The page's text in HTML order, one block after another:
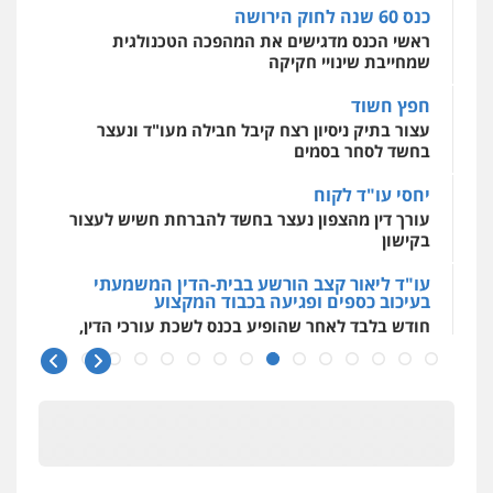
כנס 60 שנה לחוק הירושה
ראשי הכנס מדגישים את המהפכה הטכנולגית
שמחייבת שינויי חקיקה
חפץ חשוד
עצור בתיק ניסיון רצח קיבל חבילה מעו"ד ונעצר
בחשד לסחר בסמים
יחסי עו"ד לקוח
עורך דין מהצפון נעצר בחשד להברחת חשיש לעצור
בקישון
עו"ד ליאור קצב הורשע בבית-הדין המשמעתי
בעיכוב כספים ופגיעה בכבוד המקצוע
חודש בלבד לאחר שהופיע בכנס לשכת עורכי הדין,